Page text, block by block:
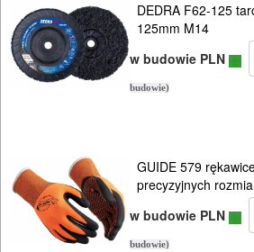
pił
szablowych
silikonu
Do
DEDRA F62-125
125mm M14
w budowie PLN
budowie)
GUIDE 579
precyzyjnych
w budowie PLN
budowie)